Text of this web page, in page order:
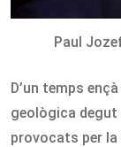
Paul
D’un temps
geològica
provocats per la